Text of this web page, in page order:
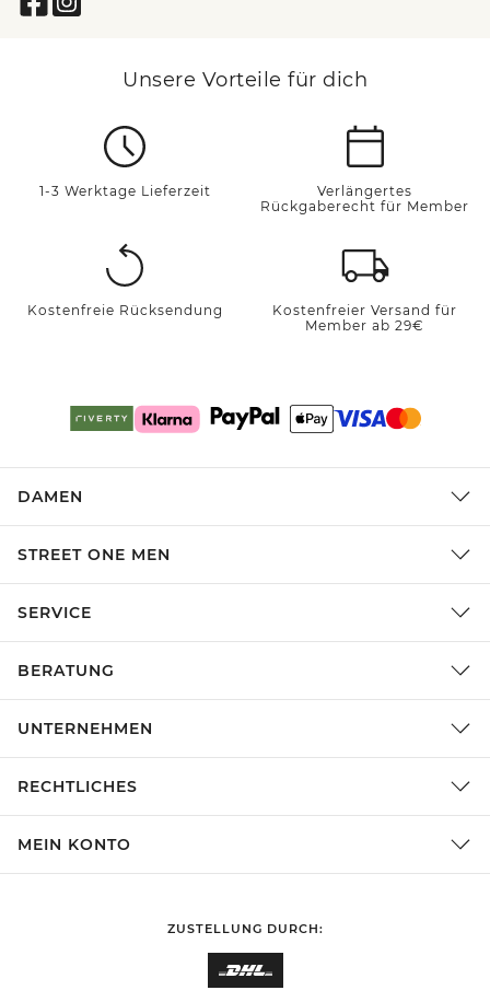
Unsere Vorteile für dich
1-3 Werktage Lieferzeit
Verlängertes
Rückgaberecht für Member
Kostenfreie Rücksendung
Kostenfreier Versand für
Member ab 29€
DAMEN
STREET ONE MEN
SERVICE
BERATUNG
UNTERNEHMEN
RECHTLICHES
MEIN KONTO
ZUSTELLUNG DURCH: